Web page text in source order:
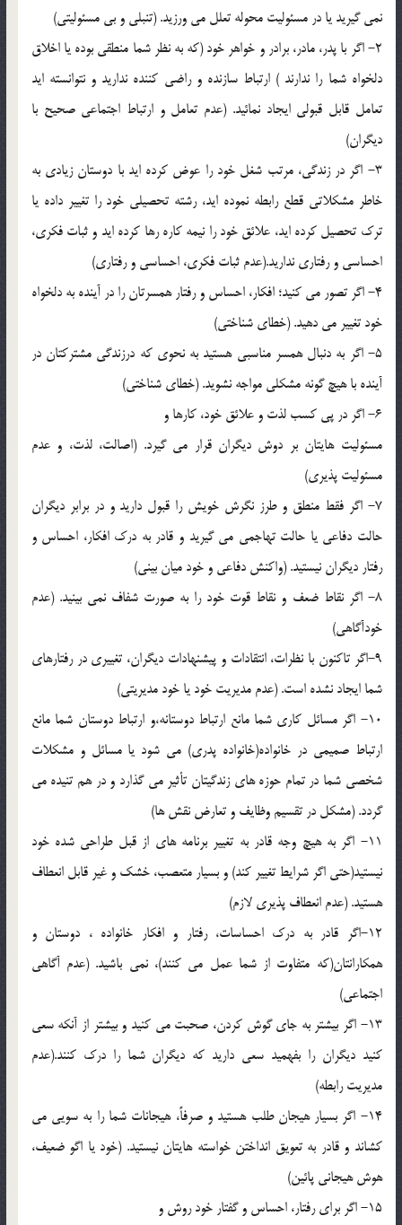
نمي گيريد يا در مسئوليت محوله تعلل مي ورزيد. (تنبلي و بي مسئوليتي)
‏2- اگر با پدر، مادر، برادر و خواهر خود (که به نظر شما منطقي بوده يا اخلاق
دلخواه شما را ندارند ‏) ارتباط سازنده و راضي کننده نداريد و نتوانسته ايد
تعامل قابل قبولي ايجاد نمائيد. (عدم تعامل و ارتباط اجتماعي صحيح با
ديگران)
‏3- اگر در زندگي، مرتب شغل خود را عوض کرده ايد با دوستان زيادي به
خاطر مشکلاتي قطع رابطه نموده ايد، رشته تحصيلي خود را تغيير داده يا
ترک تحصيل کرده ايد، علائق خود را نيمه کاره رها کرده ايد و ثبات فکري،
احساسي و رفتاري نداريد.(عدم ثبات فکري، احساسي و رفتاري)
‏4- اگر تصور مي کنيد؛ افکار، احساس و رفتار همسرتان را در آينده به دلخواه
خود تغيير مي دهيد. (خطاي شناختي)
5- اگر به دنبال همسر مناسبي هستيد به نحوي که درزندگي مشترکتان در
آينده با هيچ گونه مشکلي مواجه نشويد. (خطاي شناختي)
6- اگر در پي کسب لذت و علائق خود، کارها و
مسئوليت هايتان بر دوش ديگران قرار مي گيرد. (اصالت، لذت، و عدم
مسئوليت پذيري)
7- ‏اگر فقط منطق و طرز نگرش خويش را قبول داريد و در برابر ديگران
حالت دفاعي يا حالت تهاجمي مي گيريد و قادر به درک افکار، احساس و
رفتار ديگران نيستيد. (واکنش دفاعي و خود ميان بيني)
‏8- اگر نقاط ضعف و نقاط قوت خود را به صورت شفاف نمي بينيد. (عدم
خودآگاهي)
9-اگر تاکنون با نظرات، انتقادات و پيشنهادات ديگران، تغييري در رفتارهاي
شما ايجاد نشده است. (عدم مديريت خود يا خود مديريتي)
10- اگر مسائل کاري شما مانع ارتباط دوستانه،و ارتباط دوستان شما مانع
ارتباط صميمي در خانواده(خانواده پدري) مي شود يا مسائل و مشکلات
شخصي شما در تمام حوزه هاي زندگيتان تأثير مي گذارد و در هم تنيده مي
گردد. (مشکل در تقسيم وظايف و تعارض نقش ها)
11- اگر به هيچ وجه قادر به تغيير برنامه هاي از قبل طراحي شده خود
نيستيد(حتي اگر شرايط تغيير کند) و بسيار متعصب، خشک و غير قابل انعطاف
هستيد. (عدم انعطاف پذيري لازم)
12-اگر قادر به درک احساسات، رفتار و افکار خانواده ، دوستان و
همکارانتان(که متفاوت از شما عمل مي کنند)، نمي باشيد. (عدم آگاهي
اجتماعي)
13- اگر بيشتر به جاي گوش کردن، صحبت مي کنيد و بيشتر از آنکه سعي
کنيد ديگران را بفهميد سعي داريد که ديگران شما را درک کنند.(عدم
مديريت رابطه)
‏14- اگر بسيار هيجان طلب هستيد و صرفاً، هيجانات شما را به سويي مي
کشاند و قادر به تعويق انداختن خواسته هايتان نيستيد. (خود يا اگو ضعيف،
هوش هيجاني پائين)
15- اگر براي رفتار، احساس و گفتار خود روش و